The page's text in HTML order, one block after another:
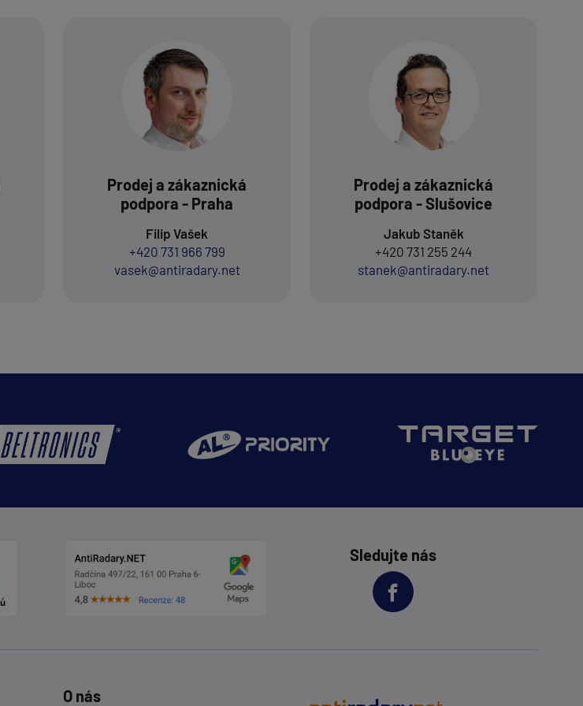
Prodej a zákaznická
podpora - Praha
Filip Vašek
+420 731 966 799
vasek@antiradary.net
Prodej a zákaznická
podpora - Slušovice
Jakub Staněk
+420 731 255 244
stanek@antiradary.net
Sledujte nás
O nás